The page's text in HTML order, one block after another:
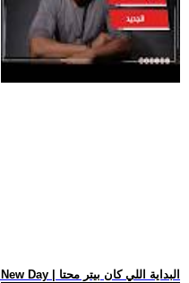
.. فيلم Spider-Man: Brand New Day | البداية اللي كان بيتر محتا